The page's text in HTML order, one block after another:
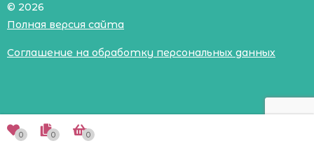
© 2026
Полная версия сайта
Соглашение на обработку персональных данных
0 0 0